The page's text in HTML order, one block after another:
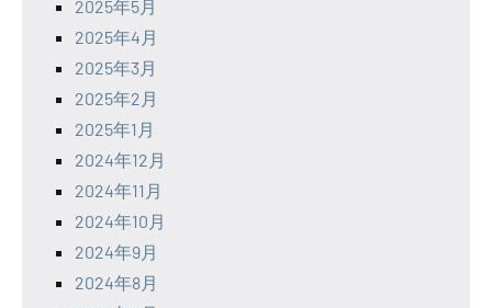
2025年5月
2025年4月
2025年3月
2025年2月
2025年1月
2024年12月
2024年11月
2024年10月
2024年9月
2024年8月